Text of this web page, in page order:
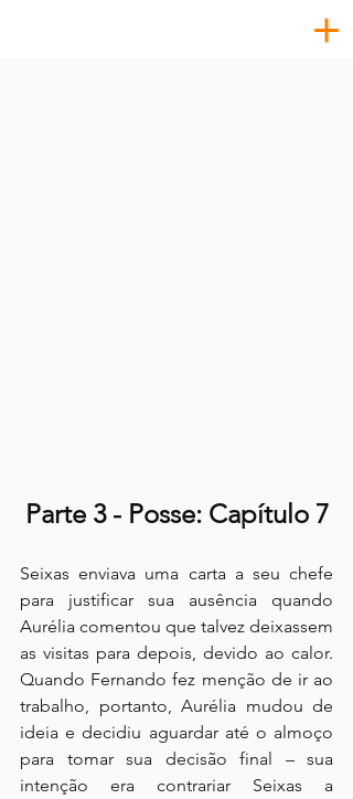
Parte 3 - Posse: Capítulo 7
Seixas enviava uma carta a seu chefe
para justificar sua ausência quando
Aurélia comentou que talvez deixassem
as visitas para depois, devido ao calor.
Quando Fernando fez menção de ir ao
trabalho, portanto, Aurélia mudou de
ideia e decidiu aguardar até o almoço
para tomar sua decisão final – sua
intenção era contrariar Seixas a